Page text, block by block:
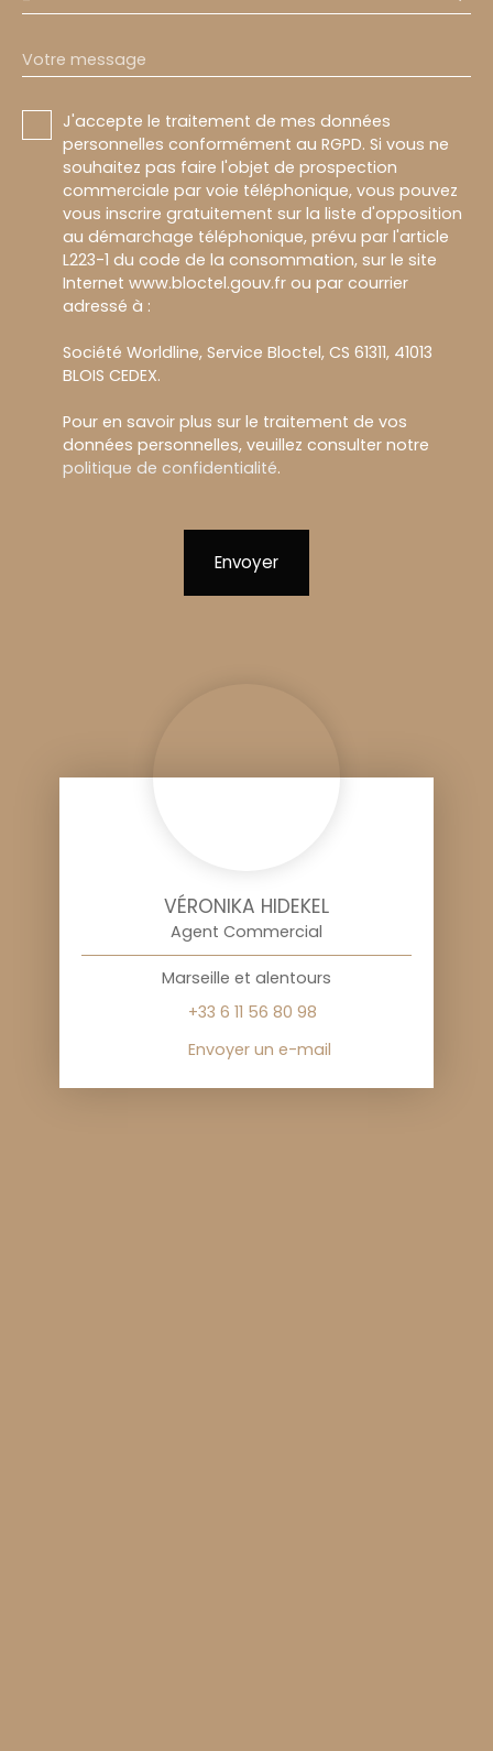
Votre message
J'accepte le traitement de mes données
personnelles conformément au RGPD. Si vous ne
souhaitez pas faire l'objet de prospection
commerciale par voie téléphonique, vous pouvez
vous inscrire gratuitement sur la liste d'opposition
au démarchage téléphonique, prévu par l'article
L223-1 du code de la consommation, sur le site
Internet www.bloctel.gouv.fr ou par courrier
adressé à :
Société Worldline, Service Bloctel, CS 61311, 41013
BLOIS CEDEX.
Pour en savoir plus sur le traitement de vos
données personnelles, veuillez consulter notre
politique de confidentialité.
Envoyer
VÉRONIKA HIDEKEL
Agent Commercial
Marseille et alentours
+33 6 11 56 80 98
Envoyer un e-mail